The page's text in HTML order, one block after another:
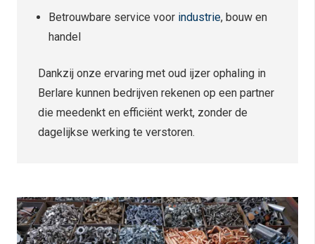
Betrouwbare service voor industrie, bouw en
handel
Dankzij onze ervaring met oud ijzer ophaling in
Berlare kunnen bedrijven rekenen op een partner
die meedenkt en efficiënt werkt, zonder de
dagelijkse werking te verstoren.